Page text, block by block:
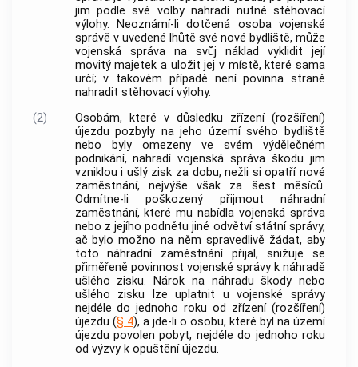
jim podle své volby nahradí nutné stěhovací
výlohy. Neoznámí-li dotčená osoba vojenské
správě v uvedené lhůtě své nové bydliště, může
vojenská správana svůj náklad vyklidit její
movitý majetek a uložit jej v místě, které sama
určí; v takovém případě není povinna straně
nahradit stěhovací výlohy.
(2)
Osobám, které v důsledku zřízení (rozšíření)
újezdu pozbyly na jeho území svého bydliště
nebo byly omezeny ve svém výdělečném
podnikání, nahradívojenská správa škodu jim
vzniklou i ušlý zisk za dobu, nežli si opatří nové
zaměstnání, nejvýše však za šest měsíců.
Odmítne-li poškozený přijmout náhradní
zaměstnání, které mu nabídlavojenská správa
nebo z jejího podnětu jiné odvětví státní správy,
ač bylo možno na něm spravedlivě žádat, aby
toto náhradní zaměstnání přijal, snižuje se
přiměřeně povinnost vojenské správyk náhradě
ušlého zisku. Nárok na náhradu škody nebo
ušlého zisku lze uplatnit uvojenské správy
nejdéle do jednoho roku od zřízení (rozšíření)
újezdu (§ 4), a jde-li o osobu, které byl na území
újezdu povolen pobyt, nejdéle do jednoho roku
od výzvy k opuštění újezdu.